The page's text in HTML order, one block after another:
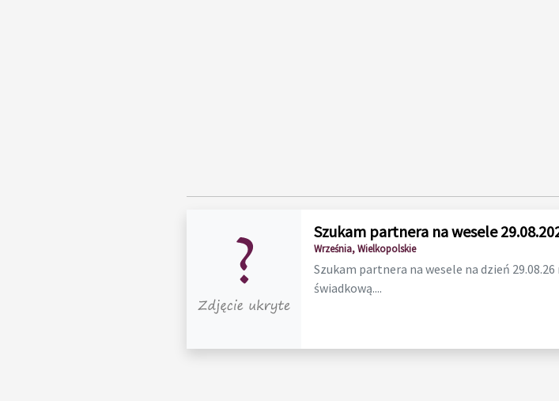
Szukam partnera na wesele
Września, Wielkopolskie
Szukam partnera na wesele na dzień
świadkową....